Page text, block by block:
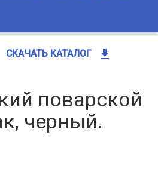
СКАЧАТЬ КАТАЛОГ get_app
поварской
черный.